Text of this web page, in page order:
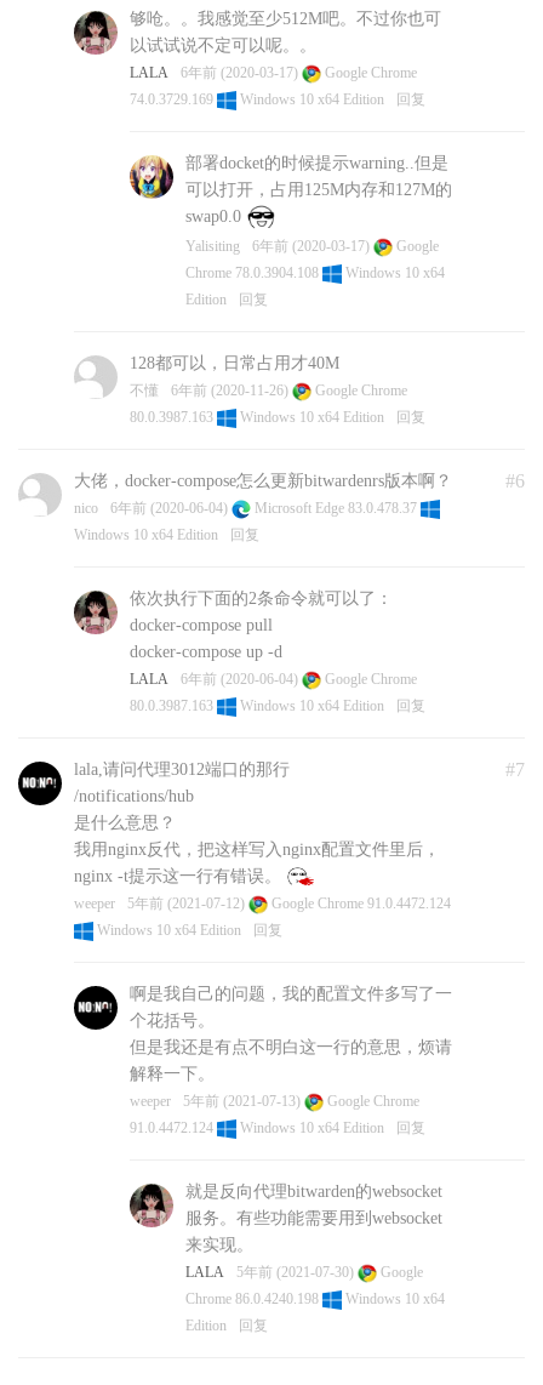
GCM-SHA384:TLS13-
CHACHA20-POLY1305-
SHA256:TLS13-AES-128-
GCM-SHA256:TLS13-AES-
128-CCM-8-SHA256:TLS13-
SHA256:ECDHE-RSA-
AES128-GCM-
SHA256:HIGH:!aNULL:!MD
5:!RC4:!DHE;
ssl_prefer_server_ciphers on;
ssl_session_cache
ssl_session_timeout 10m;
# Specify SSL config if using
a shared one.
# Allow large attachments
client_max_body_size 128M;
proxy_pass
http://127.0.0.1:8080
proxy_set_header Host $host;
proxy_set_header X-Real-IP
$remote_addr;
$proxy_add_x_forwarded_for;
}
location /notifications/hub {
proxy_pass
proxy_set_header Upgrade
proxy_set_header Connection
}
location
proxy_pass
http://127.0.0.1:8080;
}
飞扬的旋律
够呛。。我感觉至少512M吧。不过你也可
以试试说不定可以呢。。
LALA 6年前 (2020-03-17)
Google Chrome
74.0.3729.169
Windows 10 x64 Edition 回复
部署docket的时候提示warning..但是
可以打开，占用125M内存和127M的
swap0.0
Yalisiting 6年前 (2020-03-17)
Google
Chrome 78.0.3904.108
Windows 10 x64
Edition
回复
128都可以，日常占用才40M
不懂 6年前 (2020-11-26)
Google Chrome
80.0.3987.163
Windows 10 x64 Edition 回复
#6
大佬，docker-compose怎么更新bitwardenrs版本啊？
nico 6年前 (2020-06-04)
Microsoft Edge 83.0.478.37
Windows 10 x64 Edition
回复
依次执行下面的2条命令就可以了：
docker-compose pull
docker-compose up -d
LALA 6年前 (2020-06-04)
Google Chrome
80.0.3987.163
Windows 10 x64 Edition 回复
#7
lala,请问代理3012端口的那行
/notifications/hub
是什么意思？
我用nginx反代，把这样写入nginx配置文件里后，
nginx -t提示这一行有错误。
weeper 5年前 (2021-07-12)
Google Chrome 91.0.4472.124
Windows 10 x64 Edition
回复
啊是我自己的问题，我的配置文件多写了一
个花括号。
但是我还是有点不明白这一行的意思，烦请
解释一下。
weeper 5年前 (2021-07-13)
Google Chrome
91.0.4472.124
Windows 10 x64 Edition 回复
就是反向代理bitwarden的websocket
服务。有些功能需要用到websocket
来实现。
LALA 5年前 (2021-07-30)
Google
Chrome 86.0.4240.198
Windows 10 x64
Edition
回复